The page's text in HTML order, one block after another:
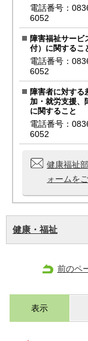
電話番号：
6052
障害福祉サービ
付）に関するこ
電話番号：
6052
障害者に対する
加・就労支援、
に関すること
電話番号：
6052
健康福祉
ォームを
健康・福祉
前のペ
表示